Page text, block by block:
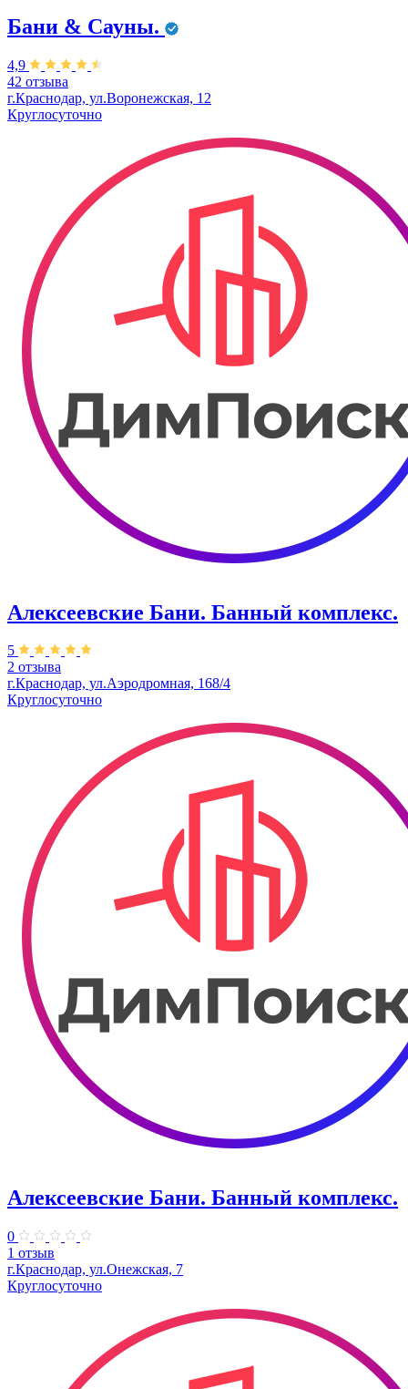
Бани & Сауны.
4,9
42 отзыва
г.Краснодар, ул.Воронежская, 12
Круглосуточно
Алексеевские Бани. Банный комплекс.
5
2 отзыва
г.Краснодар, ул.Аэродромная, 168/4
Круглосуточно
Алексеевские Бани. Банный комплекс.
0
1 отзыв
г.Краснодар, ул.Онежская, 7
Круглосуточно